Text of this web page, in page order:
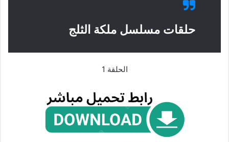
حلقات مسلسل ملكة الثلج
الحلقة 1